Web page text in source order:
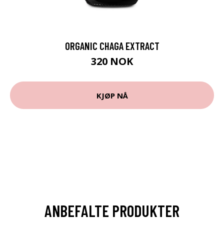
ORGANIC CHAGA EXTRACT
320 NOK
KJØP NÅ
ANBEFALTE PRODUKTER